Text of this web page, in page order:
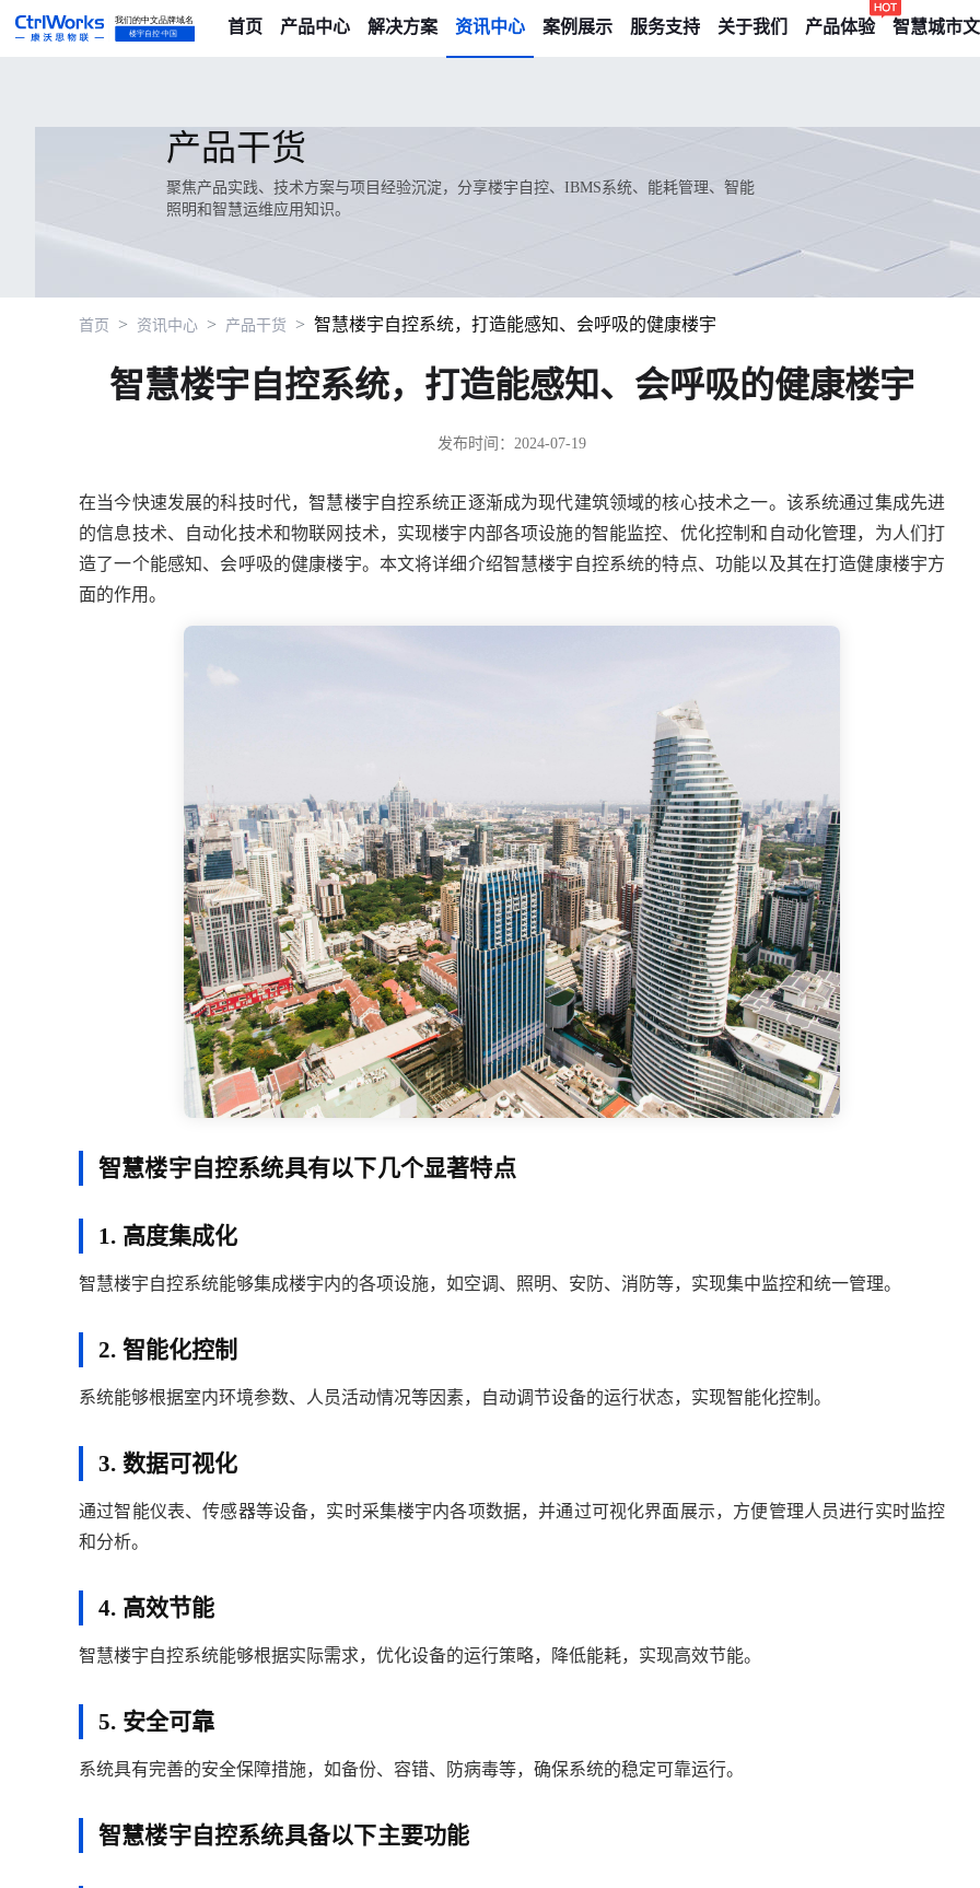
首页 产品中心 解决方案 资讯中心 案例展示 服务支持 关于我们 产品体验 智慧城市
产品干货
聚焦产品实践、技术方案与项目经验沉淀，分享楼宇自控、IBMS系统、能耗管理、智能
照明和智慧运维应用知识。
首页 > 资讯中心 > 产品干货 > 智慧楼宇自控系统，打造能感知、会呼吸的健康楼宇
智慧楼宇自控系统，打造能感知、会呼吸的健康楼宇
发布时间：2024-07-19
在当今快速发展的科技时代，智慧楼宇自控系统正逐渐成为现代建筑领域的核心技术之一。该系统通过集成先进
的信息技术、自动化技术和物联网技术，实现楼宇内部各项设施的智能监控、优化控制和自动化管理，为人们打
造了一个能感知、会呼吸的健康楼宇。本文将详细介绍智慧楼宇自控系统的特点、功能以及其在打造健康楼宇方
面的作用。
智慧楼宇自控系统具有以下几个显著特点
1. 高度集成化
智慧楼宇自控系统能够集成楼宇内的各项设施，如空调、照明、安防、消防等，实现集中监控和统一管理。
2. 智能化控制
系统能够根据室内环境参数、人员活动情况等因素，自动调节设备的运行状态，实现智能化控制。
3. 数据可视化
通过智能仪表、传感器等设备，实时采集楼宇内各项数据，并通过可视化界面展示，方便管理人员进行实时监控
和分析。
4. 高效节能
智慧楼宇自控系统能够根据实际需求，优化设备的运行策略，降低能耗，实现高效节能。
5. 安全可靠
系统具有完善的安全保障措施，如备份、容错、防病毒等，确保系统的稳定可靠运行。
智慧楼宇自控系统具备以下主要功能